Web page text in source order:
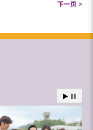
下一页 >